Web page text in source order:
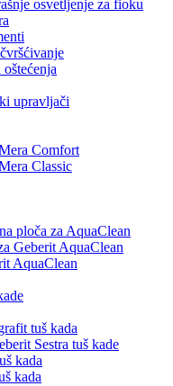
osvetljenje za fioku
upravljači
Comfort
Classic
ploča za AquaClean
Geberit AquaClean
AquaClean
tuš kada
Sestra tuš kade
kada
kada